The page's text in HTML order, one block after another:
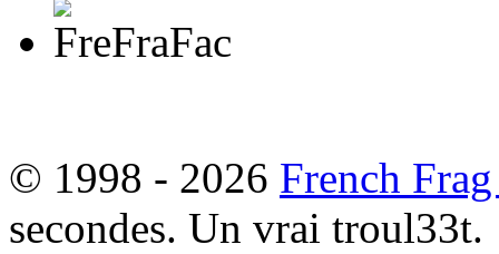
© 1998 - 2026 French
secondes. Un vrai troul33t.